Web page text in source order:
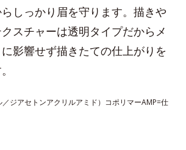
しっかり眉を守ります。描きや
スチャーは透明タイプだからメ
影響せず描きたての仕上がりを
ジアセトンアクリルアミド）コポリマーAMP=仕